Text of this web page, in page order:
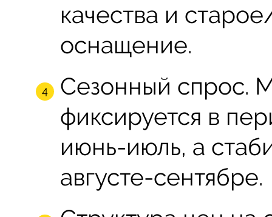
качества и
оснащение.
Сезонный спрос.
фиксируется в
июнь-июль, а
августе-сентябре.